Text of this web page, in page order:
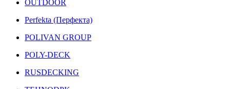
OUTDOOR
Perfekta (Перфекта)
POLIVAN GROUP
POLY-DECK
RUSDECKING